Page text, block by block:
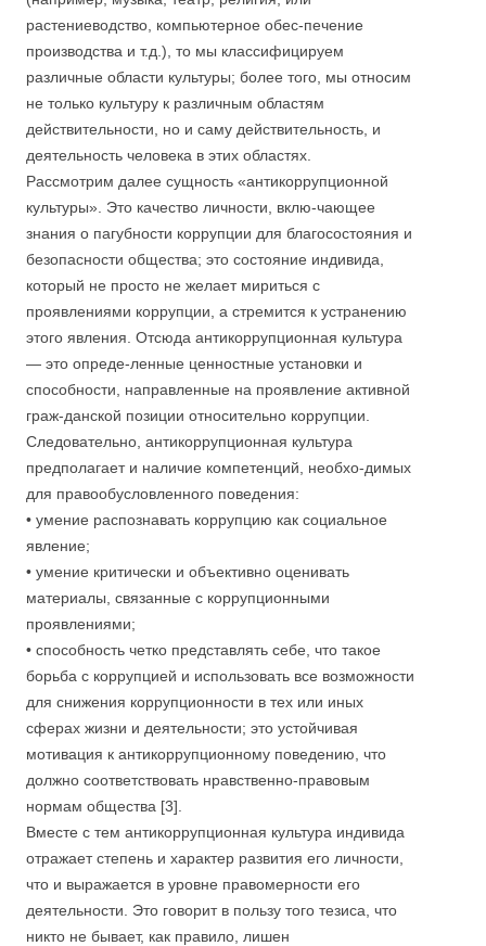
растениеводство, компьютерное обес-печение
производства и т.д.), то мы классифицируем
различные области культуры; более того, мы относим
не только культуру к различным областям
действительности, но и саму действительность, и
деятельность человека в этих областях.
Рассмотрим далее сущность «антикоррупционной
культуры». Это качество личности, вклю-чающее
знания о пагубности коррупции для благосостояния и
безопасности общества; это состояние индивида,
который не просто не желает мириться с
проявлениями коррупции, а стремится к устранению
этого явления. Отсюда антикоррупционная культура
— это опреде-ленные ценностные установки и
способности, направленные на проявление активной
граж-данской позиции относительно коррупции.
Следовательно, антикоррупционная культура
предполагает и наличие компетенций, необхо-димых
для правообусловленного поведения:
• умение распознавать коррупцию как социальное
явление;
• умение критически и объективно оценивать
материалы, связанные с коррупционными
проявлениями;
• способность четко представлять себе, что такое
борьба с коррупцией и использовать все возможности
для снижения коррупционности в тех или иных
сферах жизни и деятельности; это устойчивая
мотивация к антикоррупционному поведению, что
должно соответствовать нравственно-правовым
нормам общества [3].
Вместе с тем антикоррупционная культура индивида
отражает степень и характер развития его личности,
что и выражается в уровне правомерности его
деятельности. Это говорит в пользу того тезиса, что
никто не бывает, как правило, лишен